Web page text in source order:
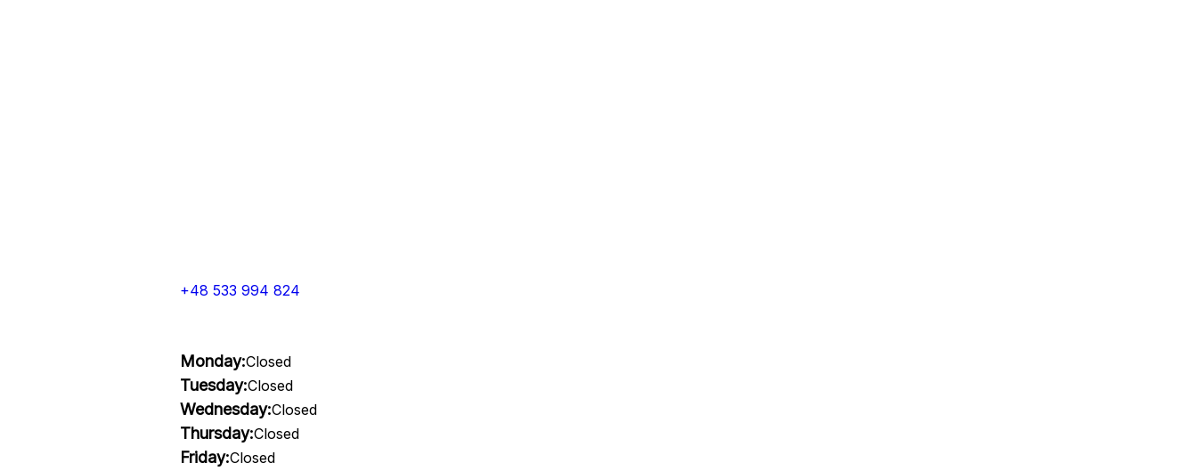
+48 533 994 824
Monday:Closed
Tuesday:Closed
Wednesday:Closed
Thursday:Closed
Friday:Closed